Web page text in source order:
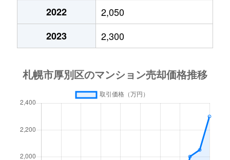
厚別中央４条
2,400万円
厚別中央４条
2,000万円
厚別中央４条
厚別
厚別中央４条
2,000万円
新さっぽろ
2022
2,050
2023
2,300